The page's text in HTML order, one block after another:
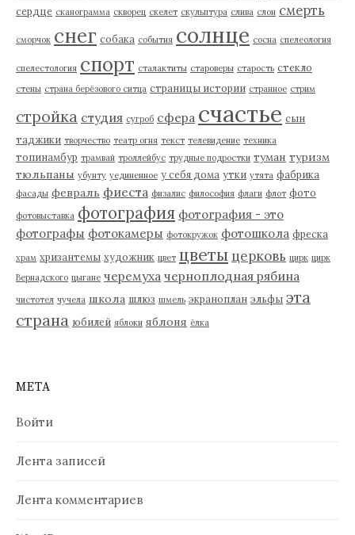
сердце сканограмма скворец скелет скульптура слива слон смерть
сморчок снег собака события солнце сосна спелеология
спелестология спорт сталактиты староверы старость стекло
стены страна берёзового ситца страницы истории странное стрим
стройка студия сугроб сфера счастье сын
таджики творчество театр огня текст телевидение техника
топинамбур трамвай троллейбус трудные подростки туман туризм
тюльпаны убунту уединенное у себя дома утки утята фабрика
фасады февраль фиеста физалис философия флаги флот фото
фотовыставка фотография фотография - это
фотографы фотокамеры фотокружок фотошкола фреска
храм хризантемы художник цвет цветы церковь цирк цирк
Вернадского цыгане черемуха черноплодная рябина
чистотел чучела школа шлюз шмель экраноплан эльфы эта
страна юбилей яблоки яблоня ёлка
МЕТА
Войти
Лента записей
Лента комментариев